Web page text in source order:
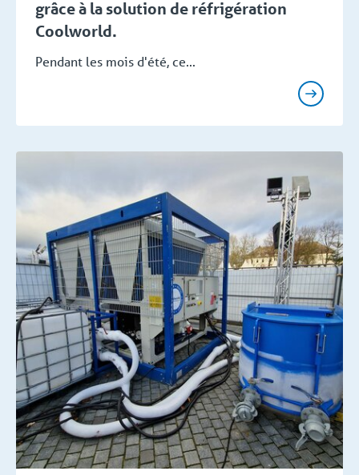
grâce à la solution de réfrigération
Coolworld.
Pendant les mois d'été, ce...